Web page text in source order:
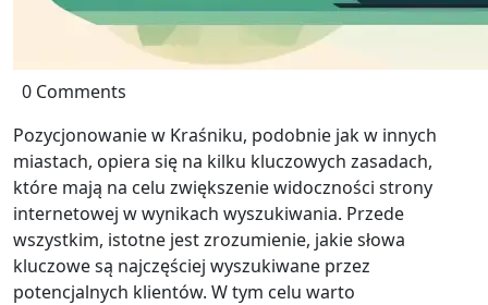
0 Comments
Pozycjonowanie w Kraśniku, podobnie jak w innych
miastach, opiera się na kilku kluczowych zasadach,
które mają na celu zwiększenie widoczności strony
internetowej w wynikach wyszukiwania. Przede
wszystkim, istotne jest zrozumienie, jakie słowa
kluczowe są najczęściej wyszukiwane przez
potencjalnych klientów. W tym celu warto